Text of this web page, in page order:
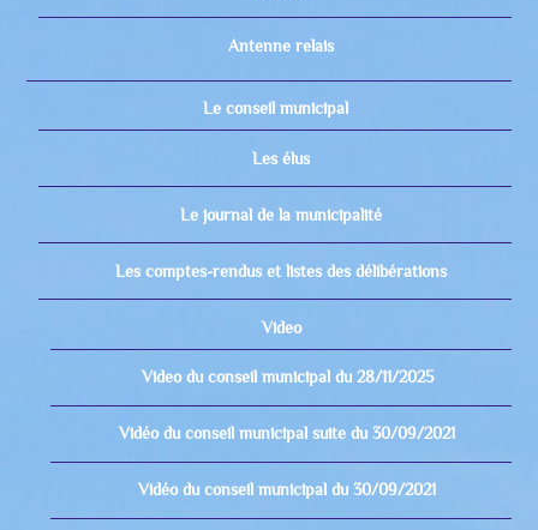
Antenne relais
Le conseil municipal
Les élus
Le journal de la municipalité
Les comptes-rendus et listes des délibérations
Video
Video du conseil municipal du 28/11/2025
Vidéo du conseil municipal suite du 30/09/2021
Vidéo du conseil municipal du 30/09/2021